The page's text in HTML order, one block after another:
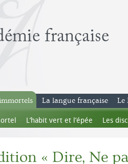
L’habit vert et l’épée Les
La langue française Le
« Dire, Ne